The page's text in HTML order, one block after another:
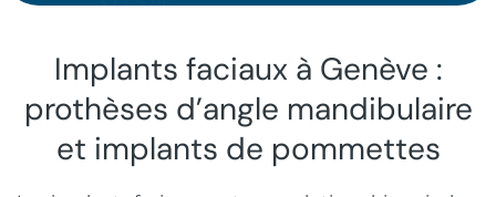
mandibulaire (A.T.M.)
Chirurgie des kystes et tumeurs
bénignes
Implant unitaire
Implants zygomatiques
Chirurgie maxillo-faciale
Implants faciaux
Chirurgie & médecine esthétique
Chirurgie des tissus mous
Parcours de soins
Patients frontaliers
Correspondants
Adresser un patient
Formations
Implants faciaux à Genève :
prothèses d’angle mandibulaire
et implants de pommettes